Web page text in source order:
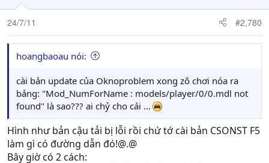
24/7/11 #2,780
hoangbaoau nói:
cài bản update của Oknoproblem xong zô chơi nóa ra
bảng: "Mod_NumForName : models/player/0/0.mdl not
found" là sao??? ai chỷ cho cái ...
Hình như bản cậu tải bị lỗi rồi chứ tớ cài bản CSONST F5
làm gì có đường dẫn đó!@.@
Bây giờ có 2 cách: